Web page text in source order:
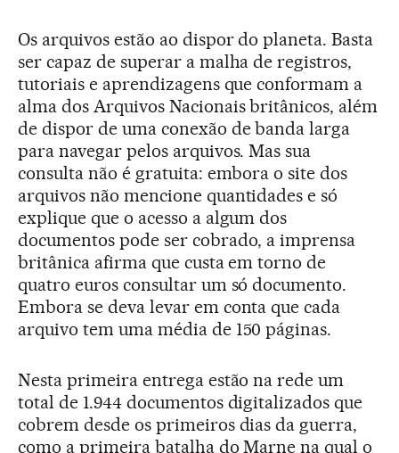
Os arquivos estão ao dispor do planeta. Basta
ser capaz de superar a malha de registros,
tutoriais e aprendizagens que conformam a
alma dos Arquivos Nacionais britânicos, além
de dispor de uma conexão de banda larga
para navegar pelos arquivos. Mas sua
consulta não é gratuita: embora o site dos
arquivos não mencione quantidades e só
explique que o acesso a algum dos
documentos pode ser cobrado, a imprensa
britânica afirma que custa em torno de
quatro euros consultar um só documento.
Embora se deva levar em conta que cada
arquivo tem uma média de 150 páginas.
Nesta primeira entrega estão na rede um
total de 1.944 documentos digitalizados que
cobrem desde os primeiros dias da guerra,
como a primeira batalha do Marne na qual o